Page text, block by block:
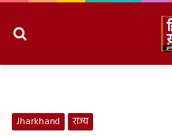
Jharkhand राज्य